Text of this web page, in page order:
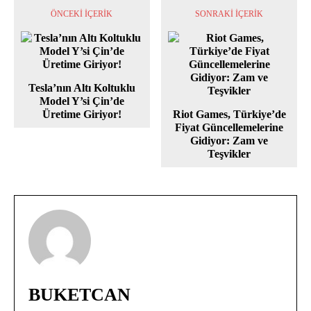
ÖNCEKI İÇERIK
Tesla’nın Altı Koltuklu
Model Y’si Çin’de
Üretime Giriyor!
SONRAKI İÇERIK
Riot Games, Türkiye’de
Fiyat Güncellemelerine
Gidiyor: Zam ve
Teşvikler
BUKETCAN